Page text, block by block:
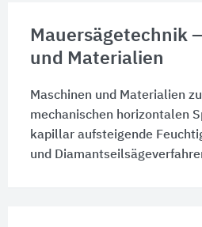
Mauersägetechnik
und Materialien
Maschinen und Materialien
mechanischen horizontalen
kapillar aufsteigende
und